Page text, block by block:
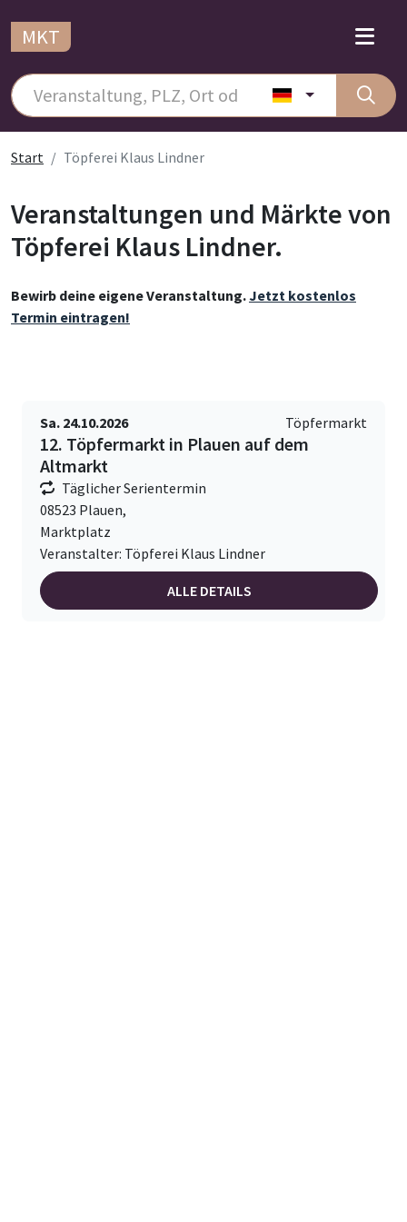
MKT
Start Töpferei Klaus Lindner
Veranstaltungen und Märkte von
Töpferei Klaus Lindner.
Bewirb deine eigene Veranstaltung.Jetzt kostenlos
Termin eintragen!
Sa. 24.10.2026 Töpfermarkt
12. Töpfermarkt in Plauen auf dem
Altmarkt
Täglicher Serientermin
08523 Plauen,
Marktplatz
Veranstalter: Töpferei Klaus Lindner
ALLE DETAILS